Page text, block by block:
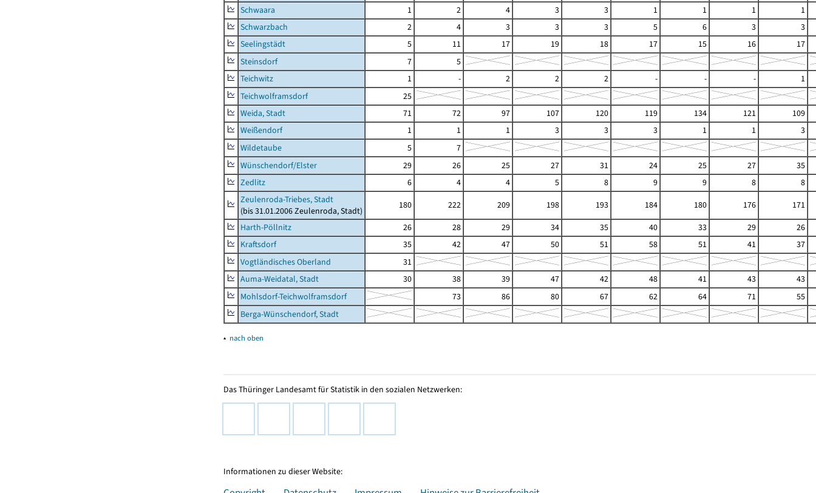
Schwaara
1 2 4 3 3 1 1 1
1
Schwarzbach
2 4 3 3 3 5 6 3
3
Seelingstädt
5 11 17 19 18 17 15 16
17
Steinsdorf
7
5
Teichwitz
1 - 2 2 2 - - -
1
Teichwolframsdorf
25
Weida, Stadt
71 72 97 107 120 119 134 121
109
Weißendorf
1 1 1 3 3 3 1 1
3
Wildetaube
5
7
Wünschendorf/Elster
29 26 25 27 31 24 25 27
35
Zedlitz
6 4 4 5 8 9 9 8
8
Zeulenroda-Triebes, Stadt
(bis 31.01.2006 Zeulenroda, Stadt)
180 222 209 198 193 184 180 176
171
Harth-Pöllnitz
26 28 29 34 35 40 33 29
26
Kraftsdorf
35 42 47 50 51 58 51 41
37
Vogtländisches Oberland
31
Auma-Weidatal, Stadt
30 38 39 47 42 48 41 43
43
Mohlsdorf-Teichwolframsdorf
73 86 80 67 62 64 71
55
Berga-Wünschendorf, Stadt
▴ nach oben
Das Thüringer Landesamt für Statistik in den sozialen Netzwerken:
Informationen zu dieser Website: